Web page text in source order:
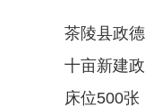
茶陵县政
十亩新建
床位500